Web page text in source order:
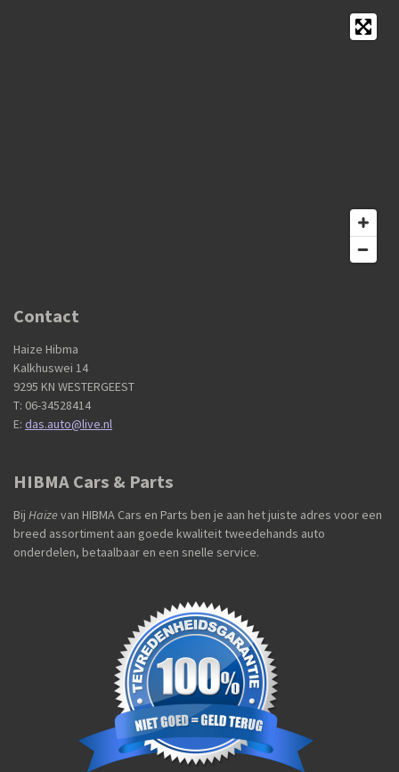
Contact
Haize Hibma
Kalkhuswei 14
9295 KN WESTERGEEST
T: 06-34528414
E: das.auto@live.nl
HIBMA Cars & Parts
Bij Haizevan HIBMA Cars en Parts ben je aan het juiste adres voor een
breed assortiment aan goede kwaliteit tweedehands auto
onderdelen, betaalbaar en een snelle service.